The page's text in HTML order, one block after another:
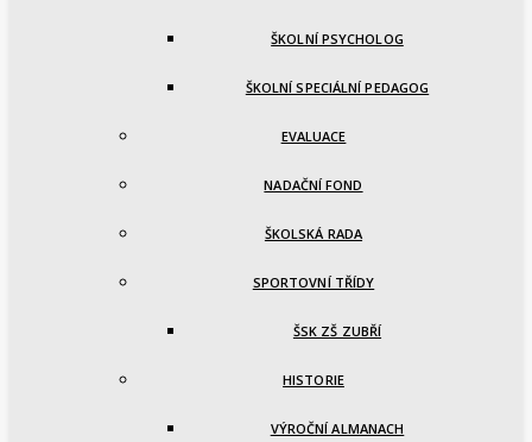
ŠKOLNÍ PSYCHOLOG
ŠKOLNÍ SPECIÁLNÍ PEDAGOG
EVALUACE
NADAČNÍ FOND
ŠKOLSKÁ RADA
SPORTOVNÍ TŘÍDY
ŠSK ZŠ ZUBŘÍ
HISTORIE
VÝROČNÍ ALMANACH